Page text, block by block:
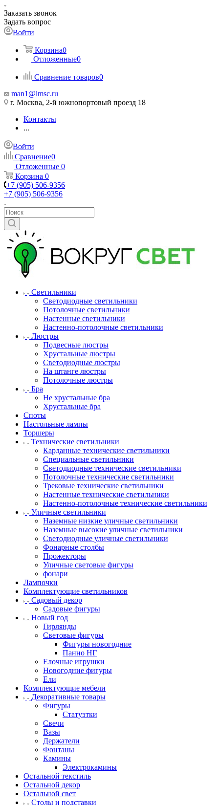
Заказать звонок
Задать вопрос
Войти
Корзина0
Отложенные0
Сравнение товаров0
man1@lmsc.ru
г. Москва, 2-й южнопортовый проезд 18
Контакты
...
Войти
Сравнение0
Отложенные 0
Корзина 0
+7 (905) 506-9356
+7 (905) 506-9356
Светильники
Светодиодные светильники
Потолочные светильники
Настенные светильники
Настенно-потолочные светильники
Люстры
Подвесные люстры
Хрустальные люстры
Светодиодные люстры
На штанге люстры
Потолочные люстры
Бра
Не хрустальные бра
Хрустальные бра
Споты
Настольные лампы
Торшеры
Технические светильники
Карданные технические светильники
Специальные светильники
Светодиодные технические светильники
Потолочные технические светильники
Трековые технические светильники
Настенные технические светильники
Настенно-потолочные технические светильники
Уличные светильники
Наземные низкие уличные светильники
Наземные высокие уличные светильники
Светодиодные уличные светильники
Фонарные столбы
Прожекторы
Уличные световые фигуры
фонари
Лампочки
Комплектующие светильников
Садовый декор
Садовые фигуры
Новый год
Гирлянды
Световые фигуры
Фигуры новогодние
Панно НГ
Елочные игрушки
Новогодние фигуры
Ели
Комплектующие мебели
Декоративные товары
Фигуры
Статуэтки
Свечи
Вазы
Держатели
Фонтаны
Камины
Электрокамины
Остальной текстиль
Остальной декор
Остальной свет
Столы и подставки